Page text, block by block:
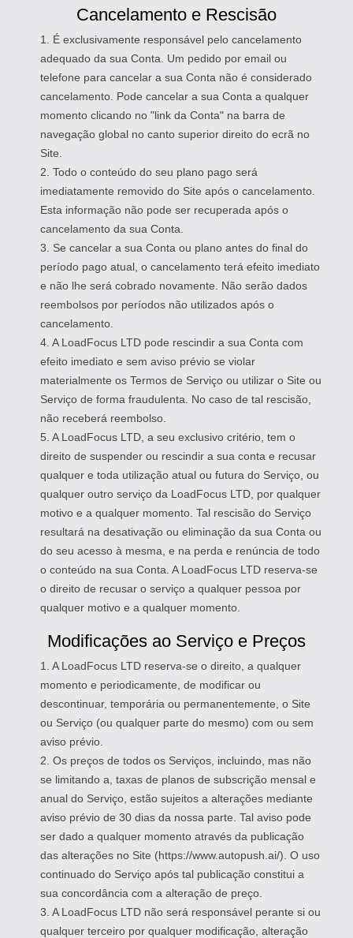
Cancelamento e Rescisão
1. É exclusivamente responsável pelo cancelamento
adequado da sua Conta. Um pedido por email ou
telefone para cancelar a sua Conta não é considerado
cancelamento. Pode cancelar a sua Conta a qualquer
momento clicando no "link da Conta" na barra de
navegação global no canto superior direito do ecrã no
Site.
2. Todo o conteúdo do seu plano pago será
imediatamente removido do Site após o cancelamento.
Esta informação não pode ser recuperada após o
cancelamento da sua Conta.
3. Se cancelar a sua Conta ou plano antes do final do
período pago atual, o cancelamento terá efeito imediato
e não lhe será cobrado novamente. Não serão dados
reembolsos por períodos não utilizados após o
cancelamento.
4. A LoadFocus LTD pode rescindir a sua Conta com
efeito imediato e sem aviso prévio se violar
materialmente os Termos de Serviço ou utilizar o Site ou
Serviço de forma fraudulenta. No caso de tal rescisão,
não receberá reembolso.
5. A LoadFocus LTD, a seu exclusivo critério, tem o
direito de suspender ou rescindir a sua conta e recusar
qualquer e toda utilização atual ou futura do Serviço, ou
qualquer outro serviço da LoadFocus LTD, por qualquer
motivo e a qualquer momento. Tal rescisão do Serviço
resultará na desativação ou eliminação da sua Conta ou
do seu acesso à mesma, e na perda e renúncia de todo
o conteúdo na sua Conta. A LoadFocus LTD reserva-se
o direito de recusar o serviço a qualquer pessoa por
qualquer motivo e a qualquer momento.
Modificações ao Serviço e Preços
1. A LoadFocus LTD reserva-se o direito, a qualquer
momento e periodicamente, de modificar ou
descontinuar, temporária ou permanentemente, o Site
ou Serviço (ou qualquer parte do mesmo) com ou sem
aviso prévio.
2. Os preços de todos os Serviços, incluindo, mas não
se limitando a, taxas de planos de subscrição mensal e
anual do Serviço, estão sujeitos a alterações mediante
aviso prévio de 30 dias da nossa parte. Tal aviso pode
ser dado a qualquer momento através da publicação
das alterações no Site (https://www.autopush.ai/). O uso
continuado do Serviço após tal publicação constitui a
sua concordância com a alteração de preço.
3. A LoadFocus LTD não será responsável perante si ou
qualquer terceiro por qualquer modificação, alteração